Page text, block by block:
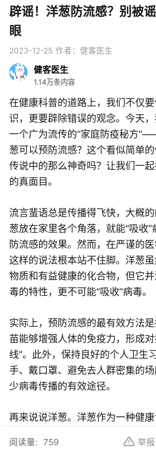
辟谣！洋葱防流感？别被
眼
2023-12-25 作者：健客医生
健客医生
1.14万条内容
在健康科普的道路上，我们不仅
识，更要辟除错误的观念。今天
一个广为流传的“家庭防疫秘方
葱可以预防流感？这个看似简单
传说中的那么神奇吗？让我们一
的真面目。
流言蜚语总是传播得飞快，大概
葱放在家里各个角落，就能“吸收
防流感的效果。然而，在严谨的医
这样的说法根本站不住脚。洋葱
物质和有益健康的化合物，但它
毒的特性，更不可能“吸收”病毒。
实际上，预防流感的最有效方法
苗能够增强人体的免疫力，形成
线”。此外，保持良好的个人卫生
手、戴口罩、避免去人群密集的
少病毒传播的有效途径。
再来说说洋葱。洋葱作为一种健
用对大多数人而言是有益的。它富
抗氧化物质对人体有一定的保健作
阅读量: 759 举报